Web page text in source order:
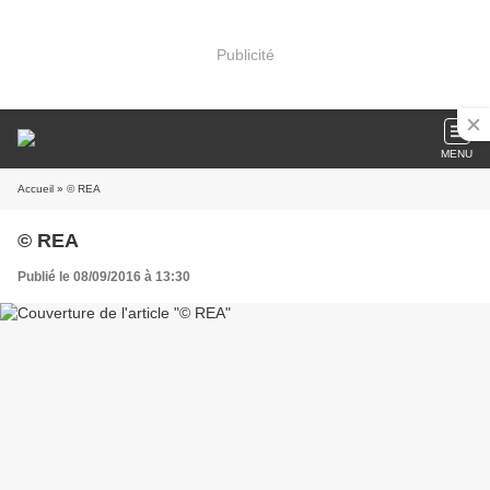
Publicité
MENU
Accueil » © REA
© REA
Publié le 08/09/2016 à 13:30